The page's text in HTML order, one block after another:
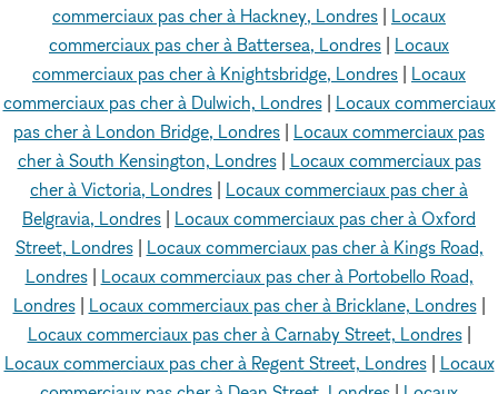
commerciaux pas cher à Hackney, Londres
Locaux
commerciaux pas cher à Battersea, Londres
Locaux
commerciaux pas cher à Knightsbridge, Londres
Locaux
commerciaux pas cher à Dulwich, Londres| Locaux commerciaux
pas cher à London Bridge, Londres
Locaux commerciaux pas
cher à South Kensington, Londres| Locaux commerciaux pas
cher à Victoria, Londres
Locaux commerciaux pas cher à
Belgravia, Londres
Locaux commerciaux pas cher à Oxford
Street, Londres| Locaux commerciaux pas cher à Kings Road,
Londres| Locaux commerciaux pas cher à Portobello Road,
Londres| Locaux commerciaux pas cher à Bricklane, Londres|
Locaux commerciaux pas cher à Carnaby Street, Londres|
Locaux commerciaux pas cher à Regent Street, Londres| Locaux